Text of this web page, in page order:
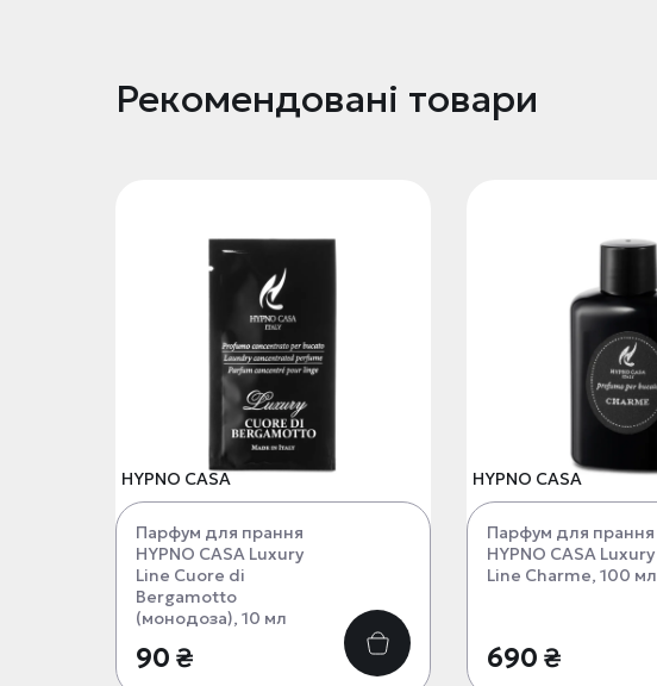
Рекомендовані товари
HYPNO CASA
Парфум для прання
HYPNO CASA Luxury
Line Cuore di
Bergamotto
(монодоза), 10 мл
90 ₴
HYPNO CASA
Парфум для прання
HYPNO CASA Luxury
Line Charme, 100 мл
690 ₴